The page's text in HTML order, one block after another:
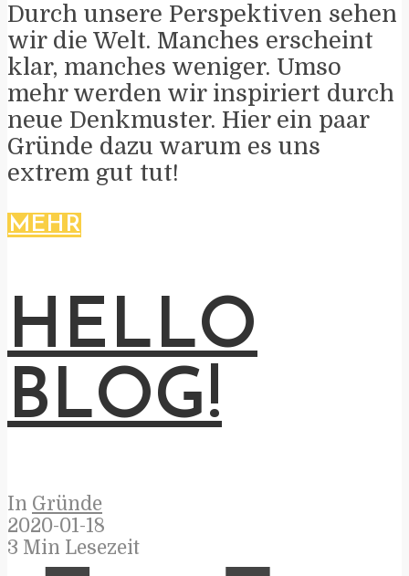
Durch unsere Perspektiven sehen
wir die Welt. Manches erscheint
klar, manches weniger. Umso
mehr werden wir inspiriert durch
neue Denkmuster. Hier ein paar
Gründe dazu warum es uns
extrem gut tut!
MEHR
HELLO
BLOG!
In Gründe
2020-01-18
3 Min Lesezeit